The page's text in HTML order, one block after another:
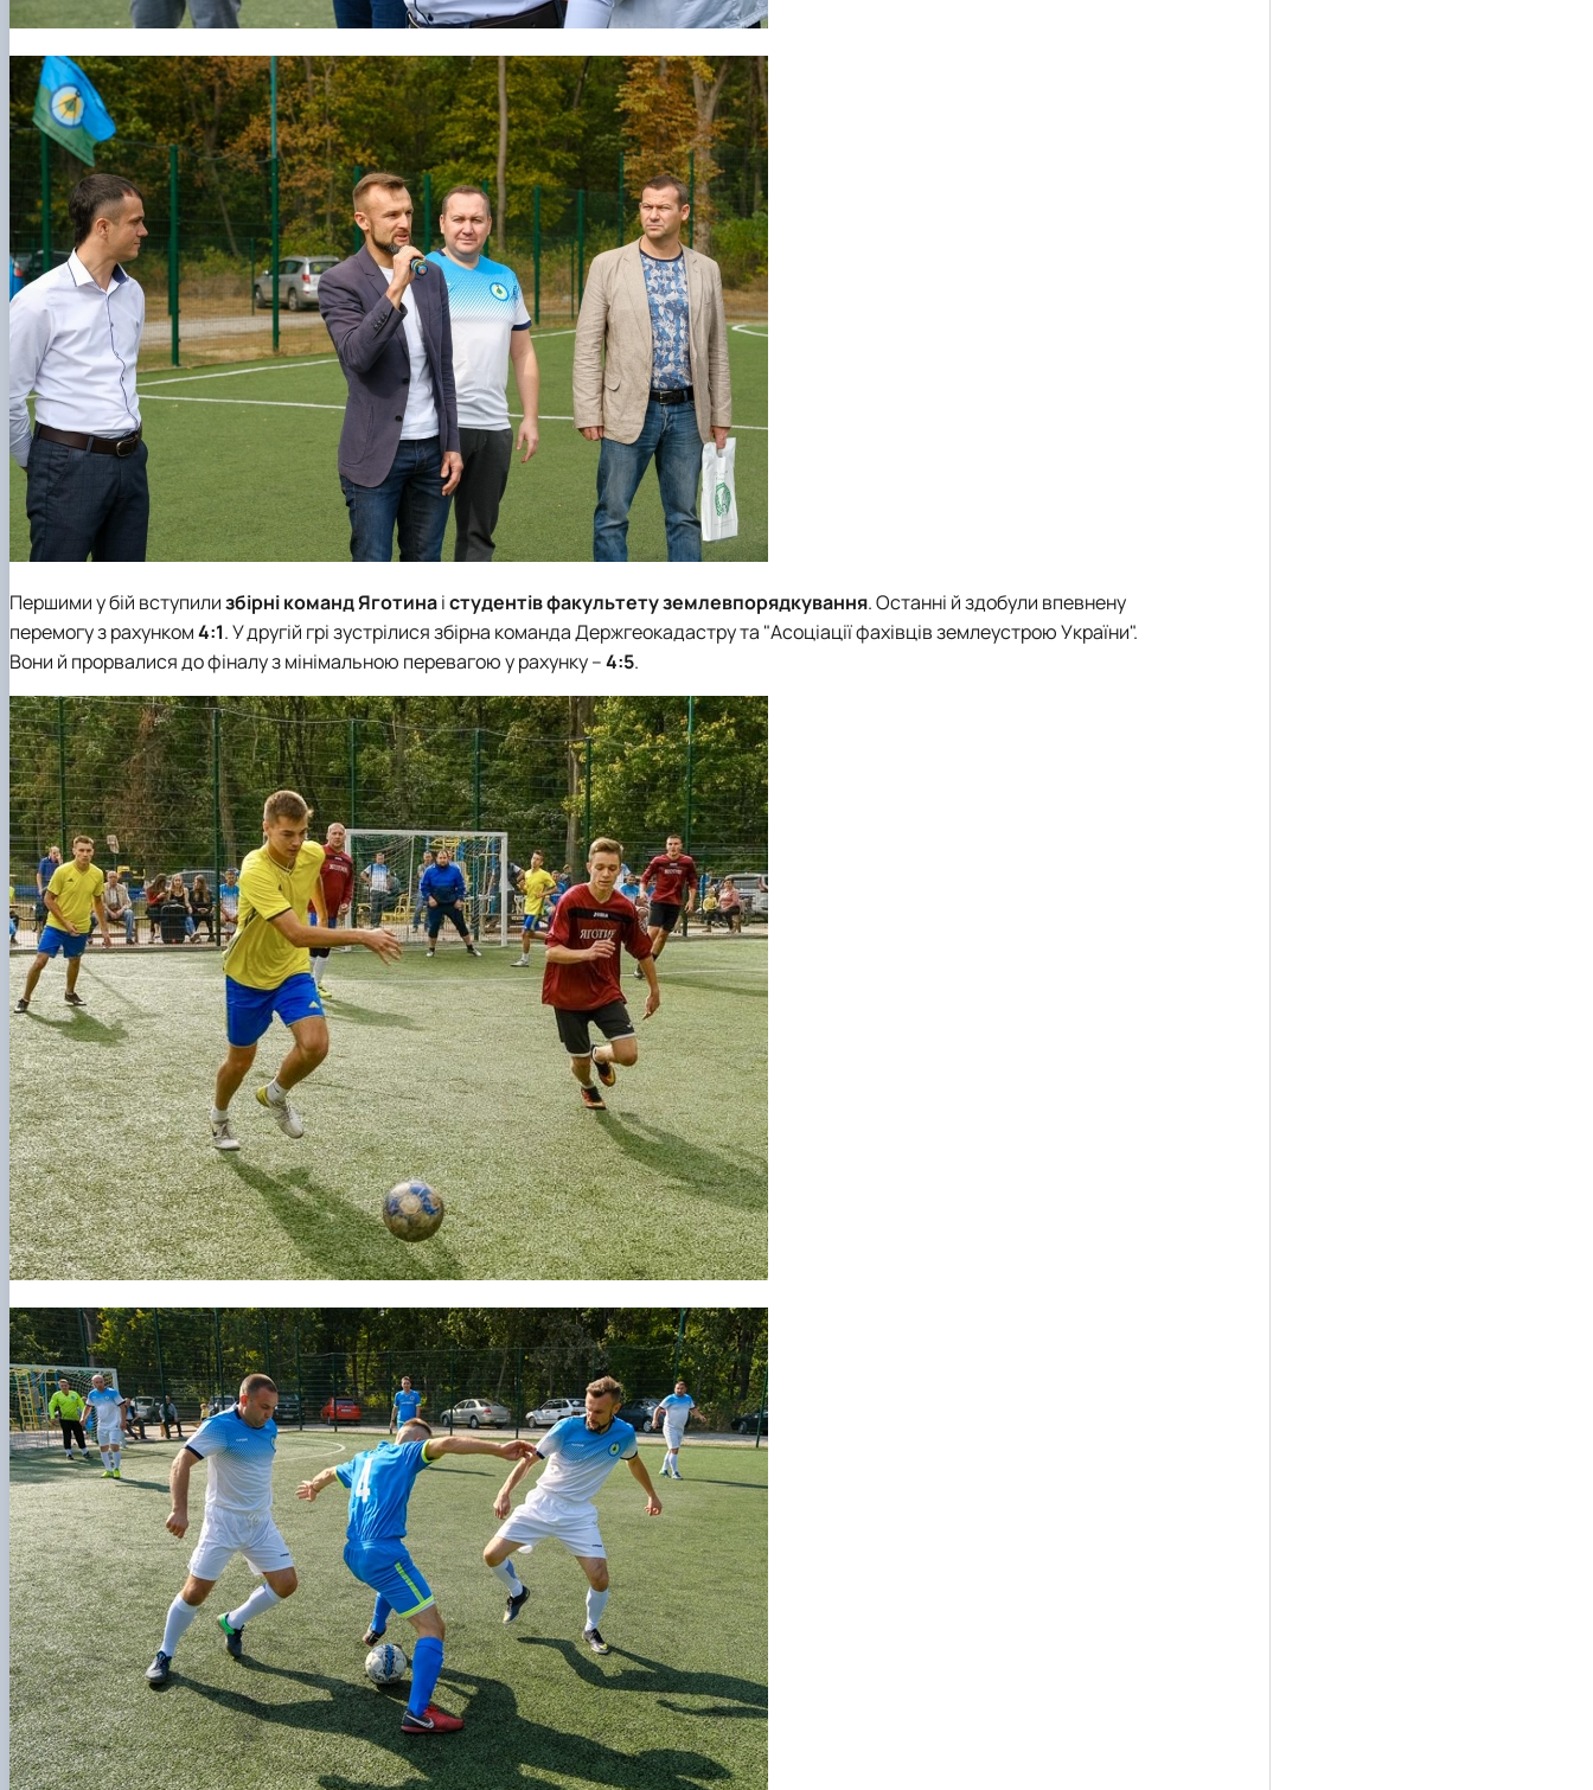
Першими у бій вступилизбірні команд Яготинаістудентівфакультету землевпорядкування. Останні й здобули впевнену
перемогу з рахунком4:1. У другій грі зустрілися збірна команда Держгеокадастру та "Асоціації фахівців землеустрою України".
Вони й прорвалися до фіналу з мінімальною перевагою у рахунку –4:5.